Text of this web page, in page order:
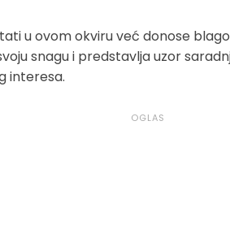
u ovom okviru već donose
snagu i predstavlja uzor
interesa.